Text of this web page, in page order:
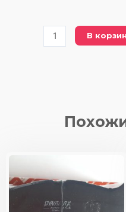
Количество
товара
DYNAMAX)
В